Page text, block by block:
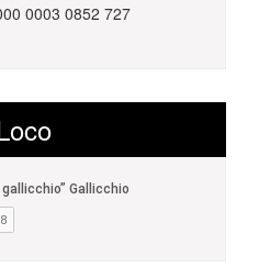
0003 0852 727